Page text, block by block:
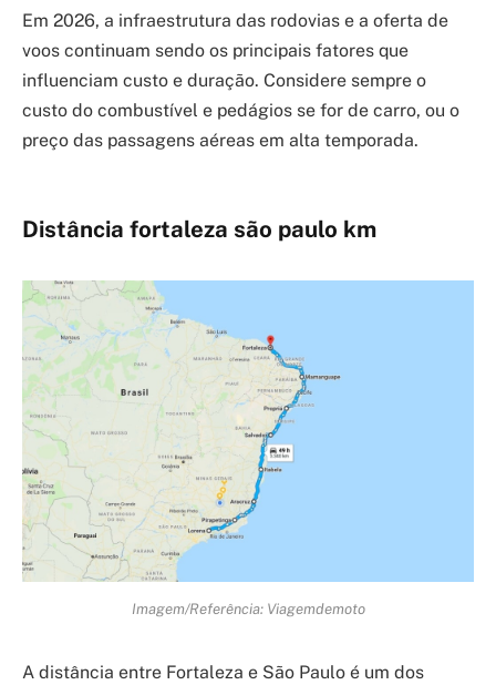
Em 2026, a infraestrutura das rodovias e a oferta de
voos continuam sendo os principais fatores que
influenciam custo e duração. Considere sempre o
custo do combustível e pedágios se for de carro, ou o
preço das passagens aéreas em alta temporada.
Distância fortaleza são paulo km
Imagem/Referência: Viagemdemoto
A distância entre Fortaleza e São Paulo é um dos